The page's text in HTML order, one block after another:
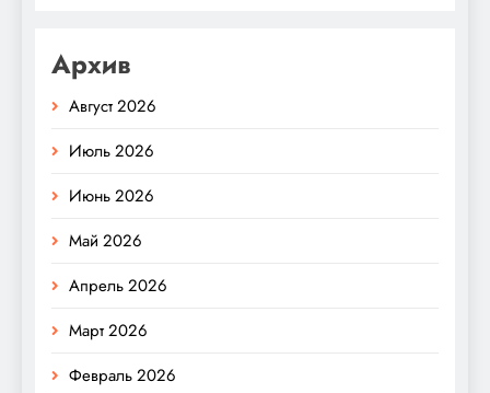
Архив
Август 2026
Июль 2026
Июнь 2026
Май 2026
Апрель 2026
Март 2026
Февраль 2026